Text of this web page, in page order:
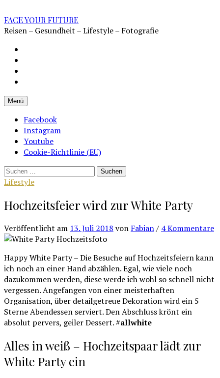
Inhalt
überspringen
FACE YOUR FUTURE
Reisen – Gesundheit – Lifestyle – Fotografie
(EU)
Menü
Facebook
Instagram
Youtube
Cookie-Richtlinie (EU)
Suchen
nach:
Lifestyle
Hochzeitsfeier wird zur White Party
Veröffentlicht am 13. Juli 2018 von Fabian/ 4 Kommentare
Happy White Party – Die Besuche auf Hochzeitsfeiern kann
ich noch an einer Hand abzählen. Egal, wie viele noch
dazukommen werden, diese werde ich wohl so schnell nicht
vergessen. Angefangen von einer meisterhaften
Organisation, über detailgetreue Dekoration wird ein 5
Sterne Abendessen serviert. Den Abschluss krönt ein
absolut pervers, geiler Dessert. #allwhite
Alles in weiß – Hochzeitspaar lädt zur
White Party ein